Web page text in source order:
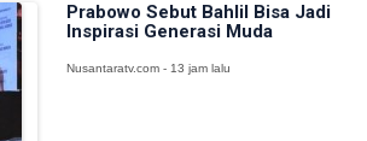
Prabowo Sebut Bahlil Bisa Jadi
Inspirasi Generasi Muda
Nusantaratv.com - 13 jam lalu